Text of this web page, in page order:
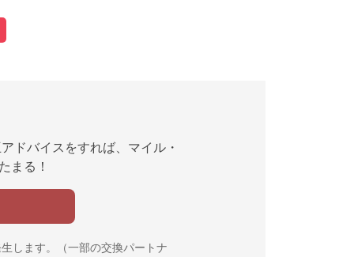
ドバイスをすれば、マイル・
まる！
します。（一部の交換パートナ